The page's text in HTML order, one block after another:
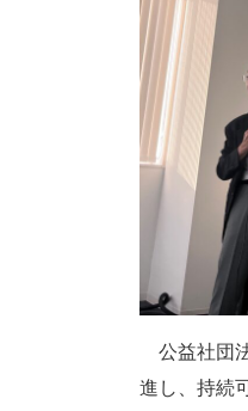
公益社団
進し、持続